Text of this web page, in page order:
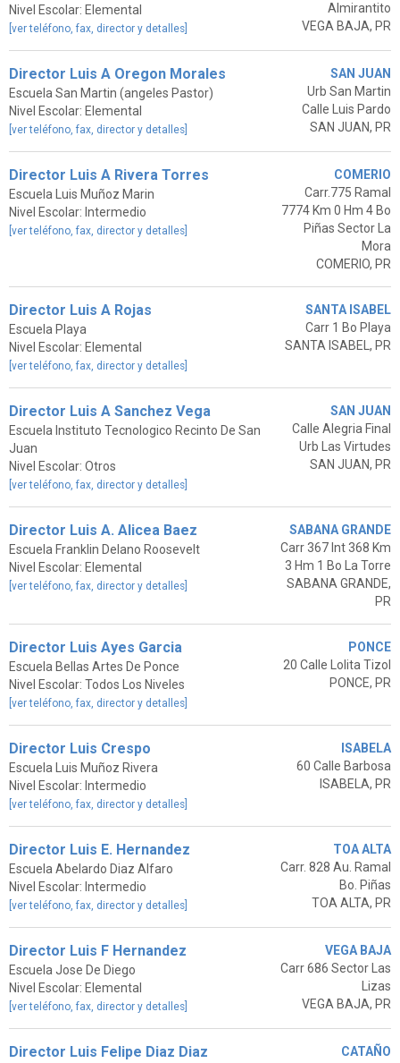
Nivel Escolar: Elemental
[ver teléfono, fax, director y detalles]
Almirantito
VEGA BAJA, PR
Director Luis A Oregon Morales
Escuela San Martin (angeles Pastor)
Nivel Escolar: Elemental
[ver teléfono, fax, director y detalles]
SAN JUAN
Urb San Martin
Calle Luis Pardo
SAN JUAN, PR
Director Luis A Rivera Torres
Escuela Luis Muñoz Marin
Nivel Escolar: Intermedio
[ver teléfono, fax, director y detalles]
COMERIO
Carr.775 Ramal
7774 Km 0 Hm 4 Bo
Piñas Sector La
Mora
COMERIO, PR
Director Luis A Rojas
Escuela Playa
Nivel Escolar: Elemental
[ver teléfono, fax, director y detalles]
SANTA ISABEL
Carr 1 Bo Playa
SANTA ISABEL, PR
Director Luis A Sanchez Vega
Escuela Instituto Tecnologico Recinto De San
Juan
Nivel Escolar: Otros
[ver teléfono, fax, director y detalles]
SAN JUAN
Calle Alegria Final
Urb Las Virtudes
SAN JUAN, PR
Director Luis A. Alicea Baez
Escuela Franklin Delano Roosevelt
Nivel Escolar: Elemental
[ver teléfono, fax, director y detalles]
SABANA GRANDE
Carr 367 Int 368 Km
3 Hm 1 Bo La Torre
SABANA GRANDE,
PR
Director Luis Ayes Garcia
Escuela Bellas Artes De Ponce
Nivel Escolar: Todos Los Niveles
[ver teléfono, fax, director y detalles]
PONCE
20 Calle Lolita Tizol
PONCE, PR
Director Luis Crespo
Escuela Luis Muñoz Rivera
Nivel Escolar: Intermedio
[ver teléfono, fax, director y detalles]
ISABELA
60 Calle Barbosa
ISABELA, PR
Director Luis E. Hernandez
Escuela Abelardo Diaz Alfaro
Nivel Escolar: Intermedio
[ver teléfono, fax, director y detalles]
TOA ALTA
Carr. 828 Au. Ramal
Bo. Piñas
TOA ALTA, PR
Director Luis F Hernandez
Escuela Jose De Diego
Nivel Escolar: Elemental
[ver teléfono, fax, director y detalles]
VEGA BAJA
Carr 686 Sector Las
Lizas
VEGA BAJA, PR
Director Luis Felipe Diaz Diaz
CATAÑO